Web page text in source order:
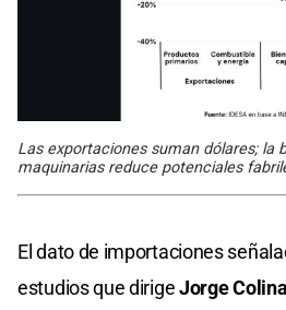
Las exportaciones suman dólares; la
maquinarias reduce potenciales
El dato de importaciones
estudios que dirigeJorge Colina